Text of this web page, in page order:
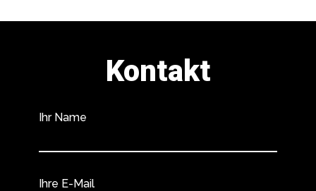
Kontakt
Ihr Name
Ihre E-Mail